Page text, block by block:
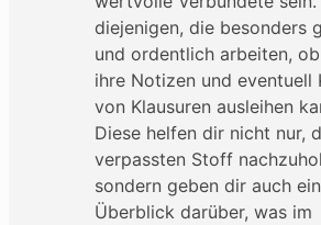
diejenigen, die besonders
und ordentlich arbeiten,
ihre Notizen und eventuell
von Klausuren ausleihen
Diese helfen dir nicht nur,
verpassten Stoff
sondern geben dir auch
Überblick darüber, was im